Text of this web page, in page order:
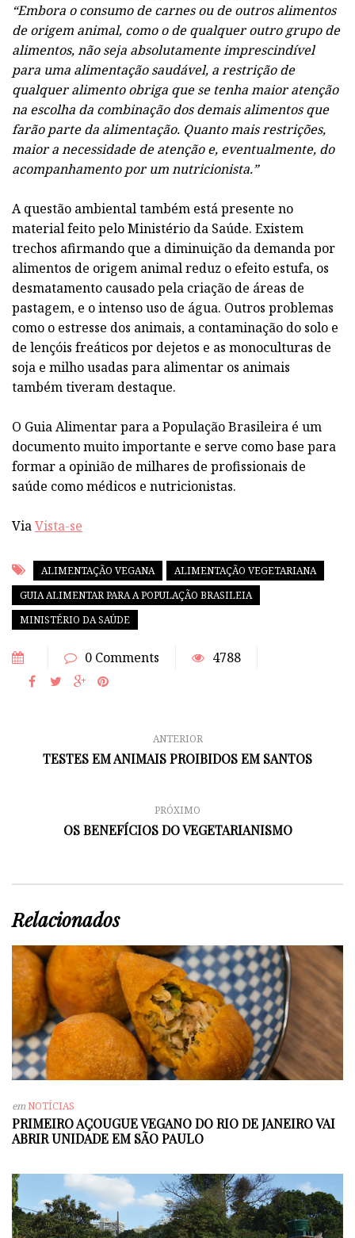
“Embora o consumo de carnes ou de outros alimentos
de origem animal, como o de qualquer outro grupo de
alimentos, não seja absolutamente imprescindível
para uma alimentação saudável, a restrição de
qualquer alimento obriga que se tenha maior atenção
na escolha da combinação dos demais alimentos que
farão parte da alimentação. Quanto mais restrições,
maior a necessidade de atenção e, eventualmente, do
acompanhamento por um nutricionista.”
A questão ambiental também está presente no
material feito pelo Ministério da Saúde. Existem
trechos afirmando que a diminuição da demanda por
alimentos de origem animal reduz o efeito estufa, os
desmatamento causado pela criação de áreas de
pastagem, e o intenso uso de água. Outros problemas
como o estresse dos animais, a contaminação do solo e
de lençóis freáticos por dejetos e as monoculturas de
soja e milho usadas para alimentar os animais
também tiveram destaque.
O Guia Alimentar para a População Brasileira é um
documento muito importante e serve como base para
formar a opinião de milhares de profissionais de
saúde como médicos e nutricionistas.
ViaVista-se
ALIMENTAÇÃO VEGANA
ALIMENTAÇÃO VEGETARIANA
GUIA ALIMENTAR PARA A POPULAÇÃO BRASILEIA
MINISTÉRIO DA SAÚDE
0 Comments 4788
ANTERIOR
TESTES EM ANIMAIS PROIBIDOS EM SANTOS
PRÓXIMO
OS BENEFÍCIOS DO VEGETARIANISMO
Relacionados
emNOTÍCIAS
PRIMEIRO AÇOUGUE VEGANO DO RIO DE JANEIRO VAI
ABRIR UNIDADE EM SÃO PAULO